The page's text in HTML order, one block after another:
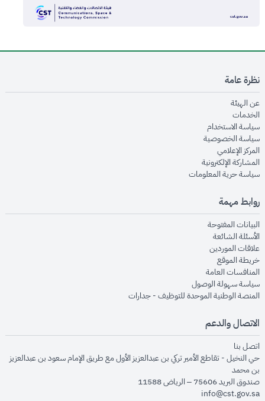
نظرة عامة
عن الهيئةopens in new window
الخدماتopens in new window
سياسة الاستخدام
سياسة الخصوصيةopens in new window
المركز الإعلاميopens in new window
المشاركة الإلكترونيةopens in new window
سياسة حرية المعلوماتopens in new window
روابط مهمة
البيانات المفتوحةopens in new window
الأسئلة الشائعةopens in new window
علاقات الموردينopens in new window
خريطة الموقعopens in new window
المنافسات العامةopens in new window
سياسة سهولة الوصولopens in new window
المنصة الوطنية الموحدة للتوظيف - جداراتopens in new window
الاتصال والدعم
اتصل بنا
حي النخيل - تقاطع الأمير تركي بن عبدالعزيز الأول مع طريق الإمام سعود بن عبدالعزيز
بن محمد
صندوق البريد 75606 – الرياض 11588
info@cst.gov.sa